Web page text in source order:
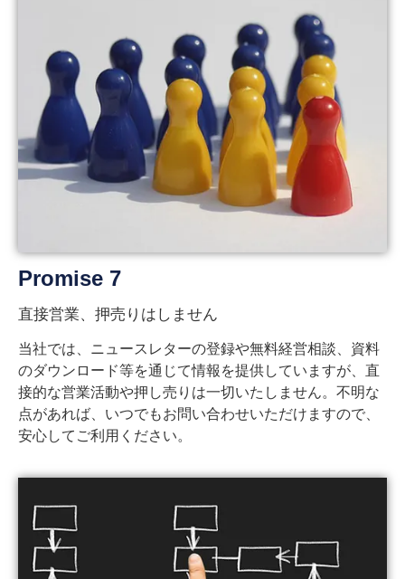
Promise 7
直接営業、押売りはしません
当社では、ニュースレターの登録や無料経営相談、資料
のダウンロード等を通じて情報を提供していますが、直
接的な営業活動や押し売りは一切いたしません。不明な
点があれば、いつでもお問い合わせいただけますので、
安心してご利用ください。